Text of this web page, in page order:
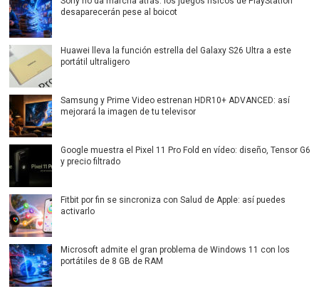
desaparecerán pese al boicot
Huawei lleva la función estrella del Galaxy S26 Ultra a este
portátil ultraligero
Samsung y Prime Video estrenan HDR10+ ADVANCED: así
mejorará la imagen de tu televisor
Google muestra el Pixel 11 Pro Fold en vídeo: diseño, Tensor G6
y precio filtrado
Fitbit por fin se sincroniza con Salud de Apple: así puedes
activarlo
Microsoft admite el gran problema de Windows 11 con los
portátiles de 8 GB de RAM